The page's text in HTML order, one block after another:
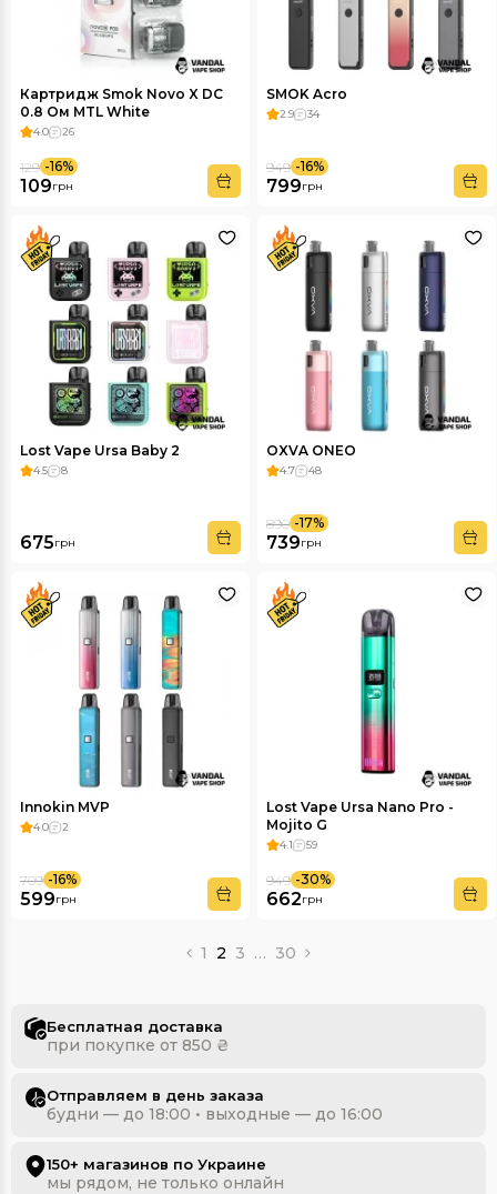
Картридж Smok Novo X DC
0.8 Ом MTL White
4.0 26
109грн
129 -16%
SMOK Acro
2.9 34
799грн
949 -16%
Lost Vape Ursa Baby 2
4.5 8
675грн
OXVA ONEO
4.7 48
739грн
890 -17%
Innokin MVP
4.0 2
599грн
709 -16%
Lost Vape Ursa Nano Pro -
Mojito G
4.1 59
662грн
949 -30%
1 2 3 … 30
Бесплатная доставка
при покупке от 850 ₴
Отправляем в день заказа
будни — до 18:00 • выходные — до 16:00
150+ магазинов по Украине
мы рядом, не только онлайн